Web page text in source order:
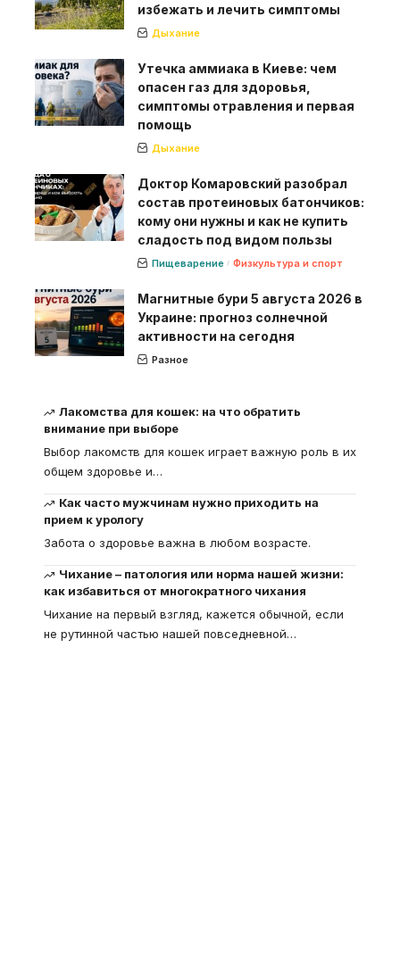
избежать и лечить симптомы
Дыхание
Утечка аммиака в Киеве: чем
опасен газ для здоровья,
симптомы отравления и первая
помощь
Дыхание
Доктор Комаровский разобрал
состав протеиновых батончиков:
кому они нужны и как не купить
сладость под видом пользы
Пищеварение Физкультура и спорт
Магнитные бури 5 августа 2026 в
Украине: прогноз солнечной
активности на сегодня
Разное
Лакомства для кошек: на что обратить
внимание при выборе
Выбор лакомств для кошек играет важную роль в их
общем здоровье и…
Как часто мужчинам нужно приходить на
прием к урологу
Забота о здоровье важна в любом возрасте.
Чихание – патология или норма нашей жизни:
как избавиться от многократного чихания
Чихание на первый взгляд, кажется обычной, если
не рутинной частью нашей повседневной…